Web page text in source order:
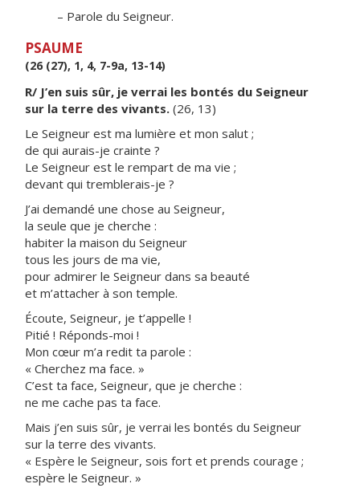
– Parole du Seigneur.
PSAUME
(26 (27), 1, 4, 7-9a, 13-14)
R/ J’en suis sûr, je verrai les bontés du Seigneur
sur la terre des vivants. (26, 13)
Le Seigneur est ma lumière et mon salut ;
de qui aurais-je crainte ?
Le Seigneur est le rempart de ma vie ;
devant qui tremblerais-je ?
J’ai demandé une chose au Seigneur,
la seule que je cherche :
habiter la maison du Seigneur
tous les jours de ma vie,
pour admirer le Seigneur dans sa beauté
et m’attacher à son temple.
Écoute, Seigneur, je t’appelle !
Pitié ! Réponds-moi !
Mon cœur m’a redit ta parole :
« Cherchez ma face. »
C’est ta face, Seigneur, que je cherche :
ne me cache pas ta face.
Mais j’en suis sûr, je verrai les bontés du Seigneur
sur la terre des vivants.
« Espère le Seigneur, sois fort et prends courage ;
espère le Seigneur. »